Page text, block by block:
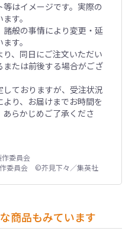
はイメージです。実際の
す。
般の事情により変更・延
す。
、同日にご注文いただい
たは前後する場合がござ
ておりますが、受注状況
り、お届けまでお時間を
らかじめご了承くださ
委員会
委員会 ©芥見下々／集英社
商品もみています